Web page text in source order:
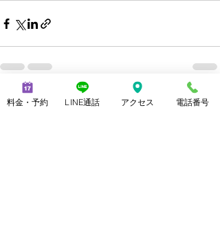
最新記事 すべて表示
料金・予約 LINE通話 アクセス 電話番号